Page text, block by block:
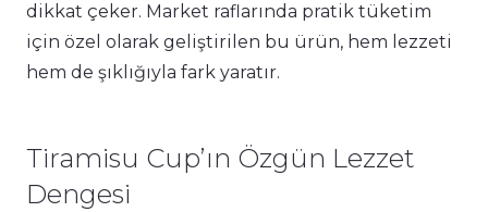
dikkat çeker. Market raflarında pratik tüketim
için özel olarak geliştirilen bu ürün, hem lezzeti
hem de şıklığıyla fark yaratır.
Tiramisu Cup’ın Özgün Lezzet
Dengesi